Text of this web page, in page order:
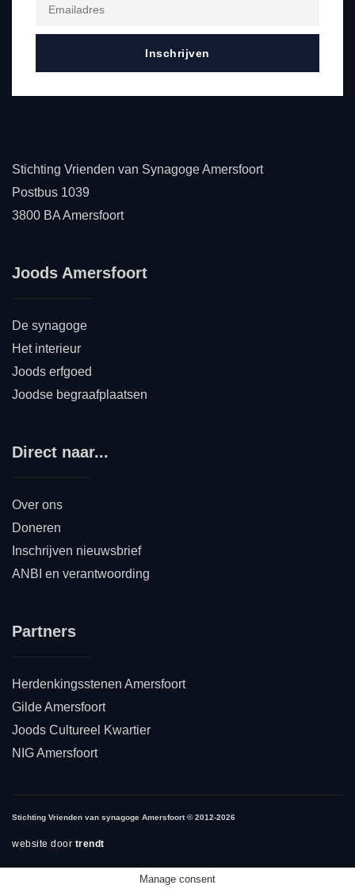
Inschrijven
Stichting Vrienden van Synagoge Amersfoort
Postbus 1039
3800 BA Amersfoort
Joods Amersfoort
De synagoge
Het interieur
Joods erfgoed
Joodse begraafplaatsen
Direct naar...
Over ons
Doneren
Inschrijven nieuwsbrief
ANBI en verantwoording
Partners
Herdenkingsstenen Amersfoort
Gilde Amersfoort
Joods Cultureel Kwartier
NIG Amersfoort
Stichting Vrienden van synagoge Amersfoort © 2012-2026
website door trendt
Manage consent